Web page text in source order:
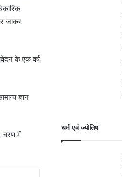
जाकर
के एक वर्ष
ज्ञान
चरण में
धर्म एवं ज्योतिष